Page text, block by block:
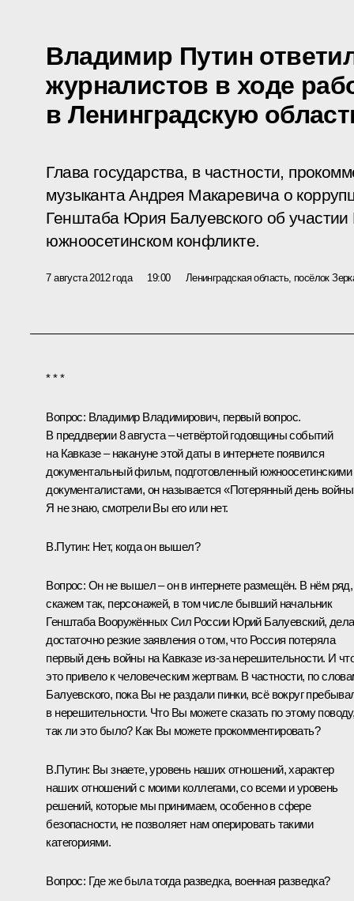
Владимир Путин
журналистов в ходе
в Ленинградскую
Глава государства, в частности,
музыканта Андрея Макаревича о
Генштаба Юрия Балуевского об участии
южноосетинском конфликте.
7 августа 2012 года 19:00 Ленинградская область, посёлок
* * *
Вопрос: Владимир Владимирович, первый вопрос.
В преддверии 8 августа – четвёртой годовщины событий
на Кавказе – накануне этой даты в интернете появился
документальный фильм, подготовленный южноосетинскими
документалистами, он называется «Потерянный день
Я не знаю, смотрели Вы его или нет.
В.Путин: Нет, когда он вышел?
Вопрос: Он не вышел – он в интернете размещён. В нём ряд,
скажем так, персонажей, в том числе бывший начальник
Генштаба Вооружённых Сил России Юрий Балуевский,
достаточно резкие заявления о том, что Россия потеряла
первый день войны на Кавказе из‑за нерешительности. И
это привело к человеческим жертвам. В частности, по
Балуевского, пока Вы не раздали пинки, всё вокруг
в нерешительности. Что Вы можете сказать по этому
так ли это было? Как Вы можете прокомментировать?
В.Путин: Вы знаете, уровень наших отношений, характер
наших отношений с моими коллегами, со всеми и уровень
решений, которые мы принимаем, особенно в сфере
безопасности, не позволяет нам оперировать такими
категориями.
Вопрос: Где же была тогда разведка, военная разведка?